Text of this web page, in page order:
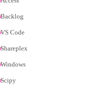
Backlog
VS Code
Shareplex
Windows
Scipy